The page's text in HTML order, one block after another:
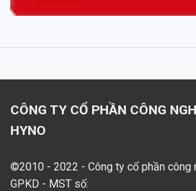
CÔNG TY CỔ PHẦN CÔNG
HYNO
©2010 - 2022 - Công ty cổ phần công
GPKD - MST số: